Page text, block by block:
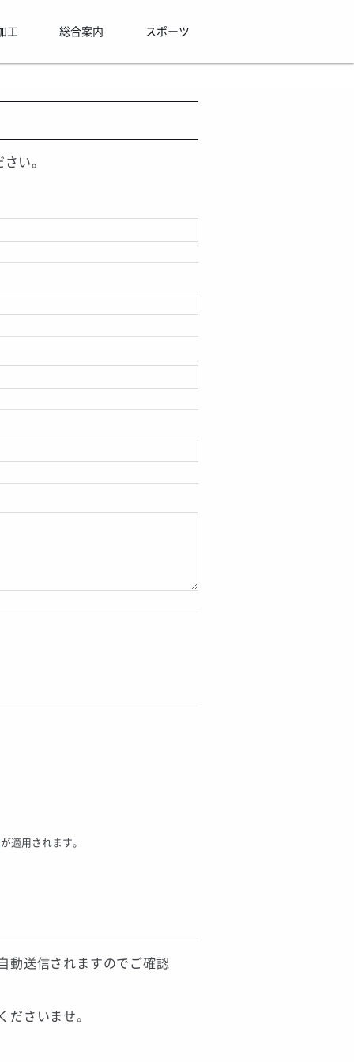
工 総合案内 スポーツ
い。
が適用されます。
動送信されますのでご確認
さいませ。